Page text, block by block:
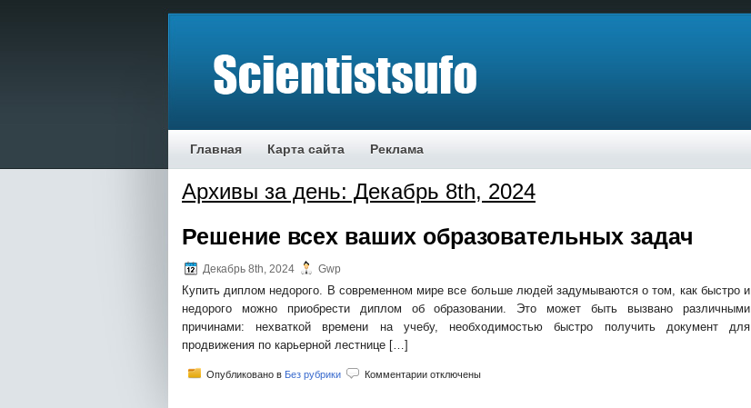
Главная Карта сайта Реклама
Архивы за день: Декабрь 8th, 2024
Решение всех ваших образовательных задач
Декабрь 8th, 2024 Gwp
Купить диплом недорого. В современном мире все больше людей задумываются о том, как быстро и
недорого можно приобрести диплом об образовании. Это может быть вызвано различными
причинами: нехваткой времени на учебу, необходимостью быстро получить документ для
продвижения по карьерной лестнице […]
Опубликовано в Без рубрики Комментарии отключены